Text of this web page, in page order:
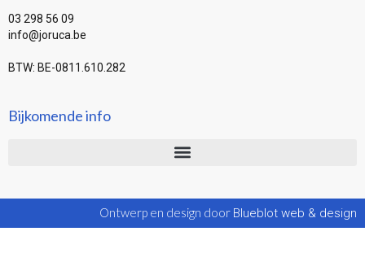
03 298 56 09
info@joruca.be
BTW: BE-0811.610.282
Bijkomende info
Ontwerp en design door Blueblot web & design